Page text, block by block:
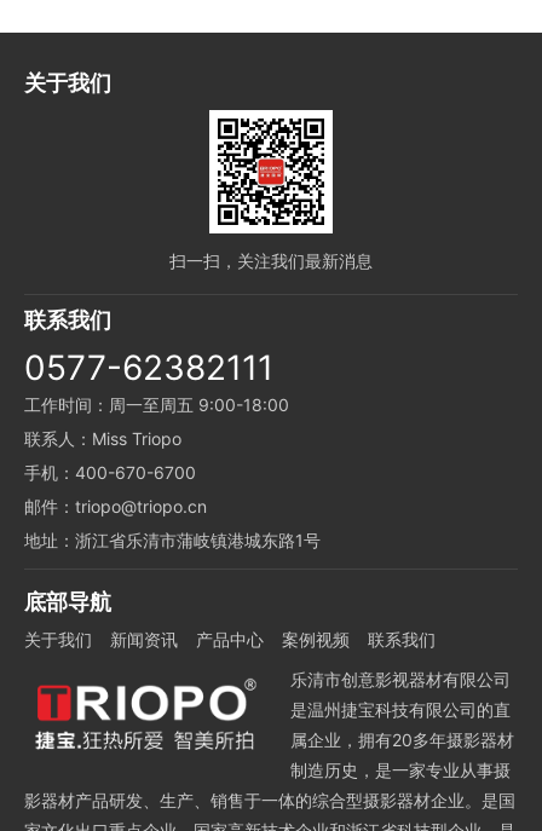
关于我们
扫一扫，关注我们最新消息
联系我们
0577-62382111
工作时间：周一至周五 9:00-18:00
联系人：Miss Triopo
手机：400-670-6700
邮件：triopo@triopo.cn
地址：浙江省乐清市蒲岐镇港城东路1号
底部导航
关于我们 新闻资讯 产品中心 案例视频
联系我们
乐清市创意影视器材有限公司
是温州捷宝科技有限公司的直
属企业，拥有20多年摄影器材
制造历史，是一家专业从事摄
影器材产品研发、生产、销售于一体的综合型摄影器材企业。是国